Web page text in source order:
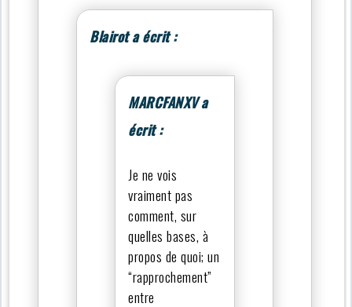
Blairot a écrit :
MARCFANXV a
écrit :
Je ne vois
vraiment pas
comment, sur
quelles bases, à
propos de quoi; un
“rapprochement”
entre